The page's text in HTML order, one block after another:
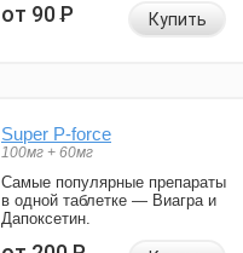
от 90Р Купить
Super P-force
100мг + 60мг
Самые популярные препараты
в одной таблетке — Виагра и
Дапоксетин.